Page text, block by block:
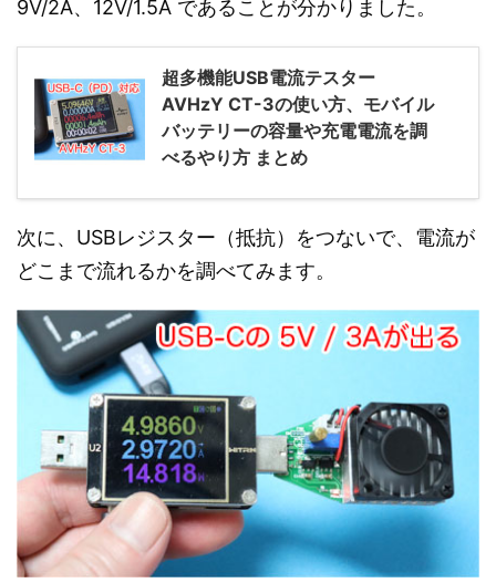
9V/2A、12V/1.5A であることが分かりました。
超多機能USB電流テスター
AVHzY CT-3の使い方、モバイル
バッテリーの容量や充電電流を調
べるやり方 まとめ
次に、USBレジスター（抵抗）をつないで、電流が
どこまで流れるかを調べてみます。